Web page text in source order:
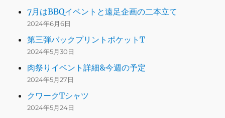
7月はBBQイベントと遠足企画の二本立て
2024年6月6日
第三弾バックプリントポケットT
2024年5月30日
肉祭りイベント詳細&今週の予定
2024年5月27日
クワークTシャツ
2024年5月24日